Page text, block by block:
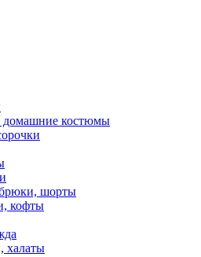
костюмы
шорты
кофты
халаты